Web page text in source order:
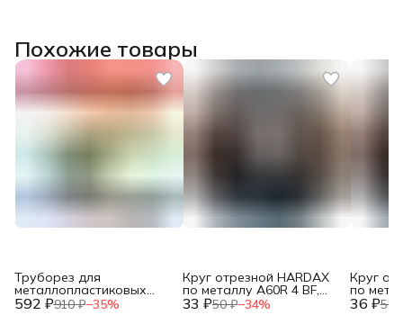
Похожие товары
592 ₽910 ₽−35%
Труборез для
металлопластиковых
труб, до 42мм, (шт.) 33 ₽50 ₽−34%
Круг отрезной HARDAX
по металлу A60R 4 BF,
125 х 1,2 х 22 мм, (шт.) 36 ₽55
Круг
по
125 х